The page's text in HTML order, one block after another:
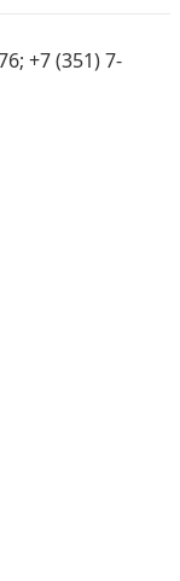
+7 (351) 7-